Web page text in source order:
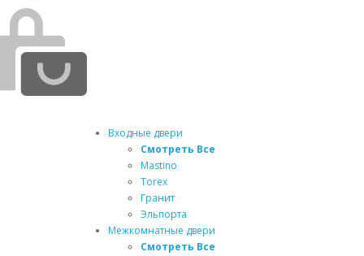
Входные двери
Смотреть Все
Mastino
Torex
Гранит
Эльпорта
Межкомнатные двери
Смотреть Все